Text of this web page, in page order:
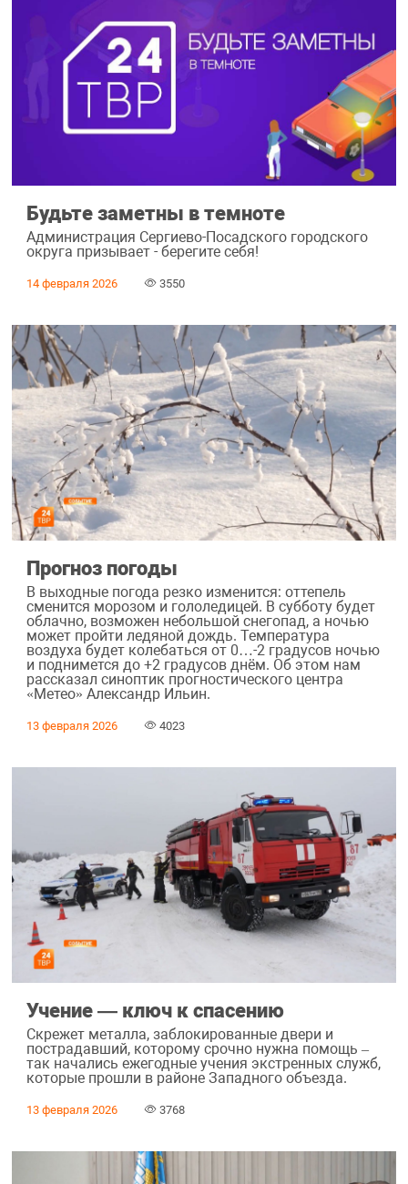
Будьте заметны в темноте
Администрация Сергиево-Посадского городского
округа призывает - берегите себя!
14 февраля 2026 3550
Прогноз погоды
В выходные погода резко изменится: оттепель
сменится морозом и гололедицей. В субботу будет
облачно, возможен небольшой снегопад, а ночью
может пройти ледяной дождь. Температура
воздуха будет колебаться от 0…-2 градусов ночью
и поднимется до +2 градусов днём. Об этом нам
рассказал синоптик прогностического центра
«Метео» Александр Ильин.
13 февраля 2026 4023
Учение ― ключ к спасению
Скрежет металла, заблокированные двери и
пострадавший, которому срочно нужна помощь –
так начались ежегодные учения экстренных служб,
которые прошли в районе Западного объезда.
13 февраля 2026 3768